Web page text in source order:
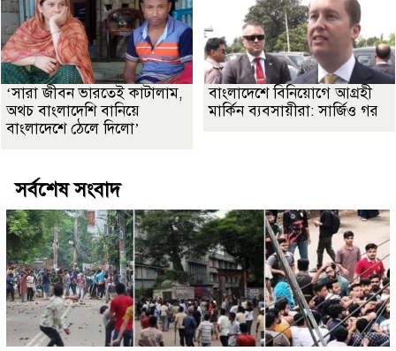
‘সারা জীবন ভারতেই কাটালাম,
অথচ বাংলাদেশি বানিয়ে
বাংলাদেশে ঠেলে দিলো’
বাংলাদেশে বিনিয়োগে আগ্রহী
মার্কিন ব্যবসায়ীরা: সার্জিও গর
সর্বশেষ সংবাদ